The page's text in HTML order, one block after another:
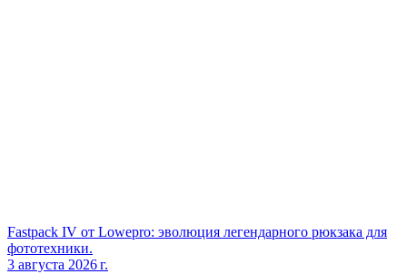
Fastpack IV от Lowepro: эволюция легендарного рюкзака для
фототехники.
3 августа 2026 г.